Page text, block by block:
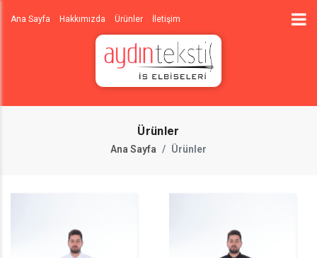
Ana Sayfa Hakkımızda Ürünler İletişim
Ürünler
Ana Sayfa Ürünler